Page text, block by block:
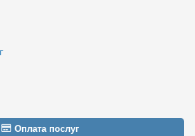
Оплата послуг